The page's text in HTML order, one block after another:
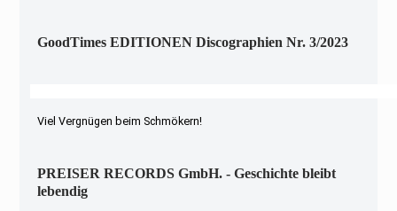
GoodTimes EDITIONEN Discographien Nr. 3/2023
Viel Vergnügen beim Schmökern!
PREISER RECORDS GmbH. - Geschichte bleibt
lebendig